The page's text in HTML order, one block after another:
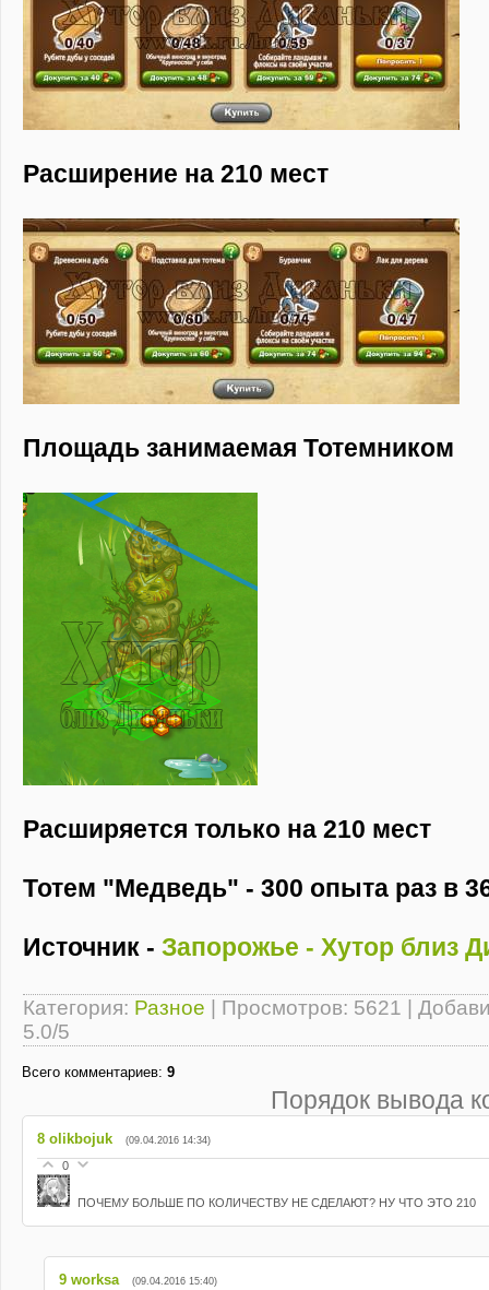
Расширение на 210 мест
Площадь занимаемая Тотемником
Расширяется только на 210 мест
Тотем "Медведь" - 300 опыта раз в
Источник - Запорожье - Хутор близ
Категория: Разное Просмотров: 5621 |
5.0/5
Всего комментариев: 9
Порядок вывода
8 olikbojuk (09.04.2016 14:34)
0
ПОЧЕМУ БОЛЬШЕ ПО КОЛИЧЕСТВУ НЕ СДЕЛАЮТ? НУ ЧТО ЭТО 210
9 worksa (09.04.2016 15:40)